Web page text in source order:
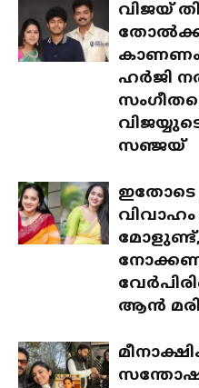
വിജയ്
ഹർജി
സഞ്ജയ്
ഇതോടെ
വിവാഹം
ആൻ
സന്തോഷം